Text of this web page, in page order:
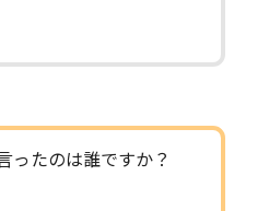
ったのは誰ですか？